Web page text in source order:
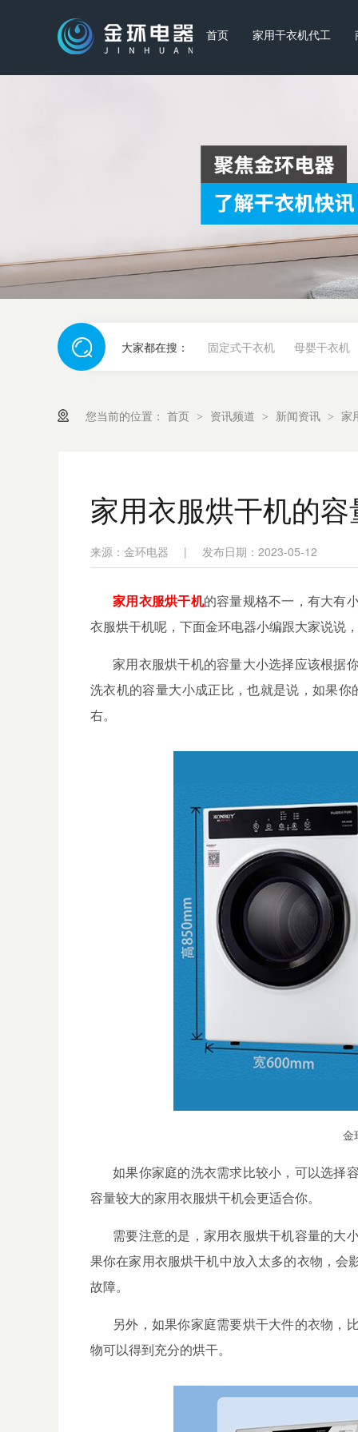
首页 家用干衣机代工
大家都在搜： 固定式干衣机 母婴干衣机
您当前的位置： 首页 > 资讯频道 > 新闻资讯 > 家
家用衣服烘干机的
来源：金环电器 | 发布日期：2023-05-12
家用衣服烘干机的容量规格不一，有大有
衣服烘干机呢，下面金环电器小编跟大家说说
家用衣服烘干机的容量大小选择应该根据
洗衣机的容量大小成正比，也就是说，如果你
右。
金
如果你家庭的洗衣需求比较小，可以选择
容量较大的家用衣服烘干机会更适合你。
需要注意的是，家用衣服烘干机容量的大
果你在家用衣服烘干机中放入太多的衣物，会
故障。
另外，如果你家庭需要烘干大件的衣物，
物可以得到充分的烘干。